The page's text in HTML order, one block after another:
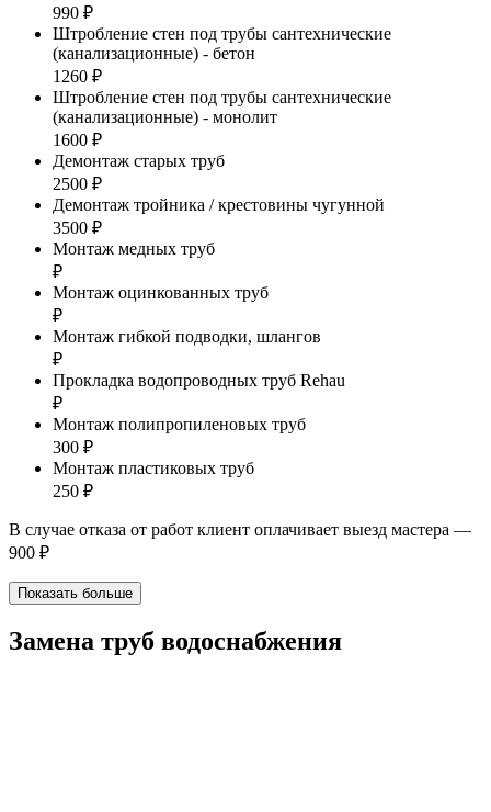
990 ₽
Штробление стен под трубы сантехнические
(канализационные) - бетон
1260 ₽
Штробление стен под трубы сантехнические
(канализационные) - монолит
1600 ₽
Демонтаж старых труб
2500 ₽
Демонтаж тройника / крестовины чугунной
3500 ₽
Монтаж медных труб
₽
Монтаж оцинкованных труб
₽
Монтаж гибкой подводки, шлангов
₽
Прокладка водопроводных труб Rehau
₽
Монтаж полипропиленовых труб
300 ₽
Монтаж пластиковых труб
250 ₽
В случае отказа от работ клиент оплачивает выезд мастера —
900 ₽
Показать больше
Замена труб водоснабжения